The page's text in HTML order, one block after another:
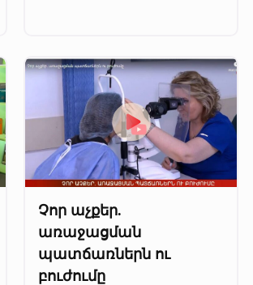
Չոր աչքեր.
առաջացման
պատճառներն ու
բուժումը